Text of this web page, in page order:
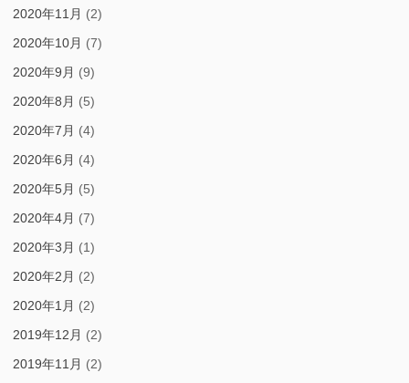
2020年11月 (2)
2020年10月 (7)
2020年9月 (9)
2020年8月 (5)
2020年7月 (4)
2020年6月 (4)
2020年5月 (5)
2020年4月 (7)
2020年3月 (1)
2020年2月 (2)
2020年1月 (2)
2019年12月 (2)
2019年11月 (2)